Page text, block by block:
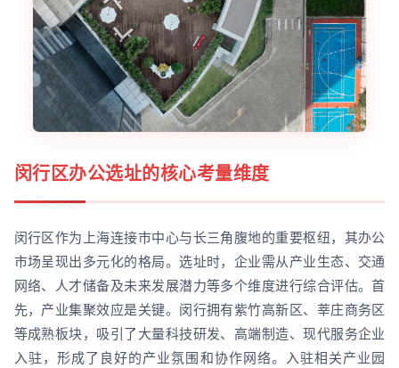
闵行区办公选址的核心考量维度
闵行区作为上海连接市中心与长三角腹地的重要枢纽，其办公
市场呈现出多元化的格局。选址时，企业需从产业生态、交通
网络、人才储备及未来发展潜力等多个维度进行综合评估。首
先，产业集聚效应是关键。闵行拥有紫竹高新区、莘庄商务区
等成熟板块，吸引了大量科技研发、高端制造、现代服务企业
入驻，形成了良好的产业氛围和协作网络。入驻相关产业园